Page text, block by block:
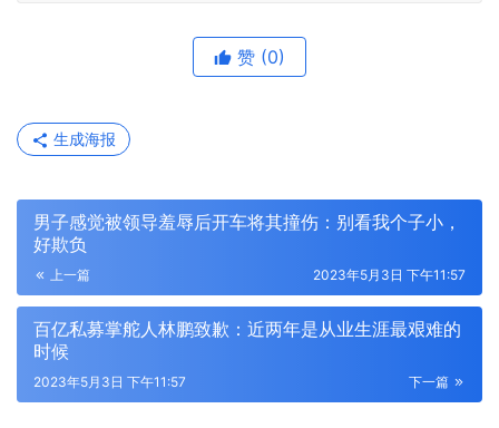
赞 (0)
生成海报
男子感觉被领导羞辱后开车将其撞伤：别看我个子小，
好欺负
上一篇 2023年5月3日 下午11:57
百亿私募掌舵人林鹏致歉：近两年是从业生涯最艰难的
时候
下一篇
2023年5月3日 下午11:57